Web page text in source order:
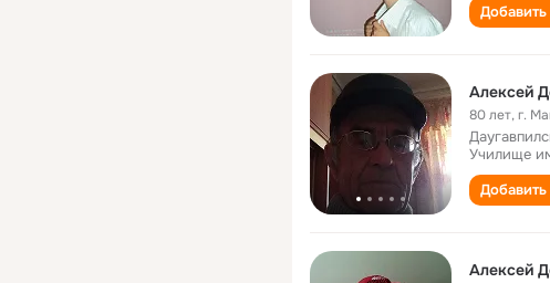
Алексей
80 лет,г.
Училище
Алексей